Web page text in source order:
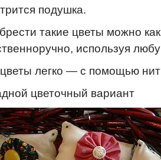
подушка.
такие цветы можно
используя
цветы легко — с помощью
цветочный вариант